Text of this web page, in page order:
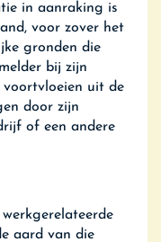
in aanraking is
voor zover het
gronden die
bij zijn
uit de
door zijn
of een andere
aard van die